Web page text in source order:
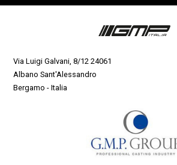
Via Luigi Galvani, 8/12 24061
Albano Sant'Alessandro
Bergamo - Italia